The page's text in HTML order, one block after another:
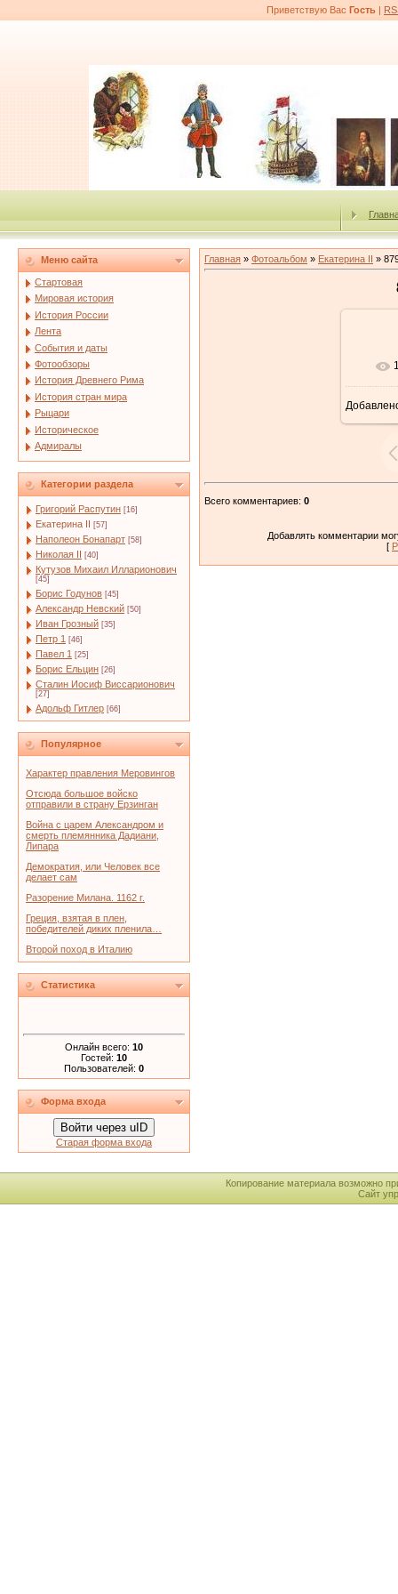
Приветствую Вас Гость |
Меню сайта
Стартовая
Мировая история
История России
Лента
События и даты
Фотообзоры
История Древнего Рима
История стран мира
Рыцари
Историческое
Адмиралы
Категории раздела
Григорий Распутин [16]
Екатерина II [57]
Наполеон Бонапарт [58]
Николая II [40]
Кутузов Михаил Илларионович
[45]
Борис Годунов [45]
Александр Невский [50]
Иван Грозный [35]
Петр 1 [46]
Павел 1 [25]
Борис Ельцин [26]
Сталин Иосиф Виссарионович
[27]
Адольф Гитлер [66]
Популярное
Характер правления Меровингов
Отсюда большое войско
отправили в страну Ерзинган
Война с царем Александром и
смерть племянника Дадиани,
Липара
Демократия, или Человек все
делает сам
Разорение Милана. 1162 г.
Греция, взятая в плен,
победителей диких пленила…
Второй поход в Италию
Статистика
Онлайн всего: 10
Гостей: 10
Пользователей: 0
Форма входа
Войти через uID
Старая форма входа
Главная » Фотоальбом » Екатерина II »
Всего комментариев: 0
Добавлять комментарии
[
Копирование материала возможно
Сайт